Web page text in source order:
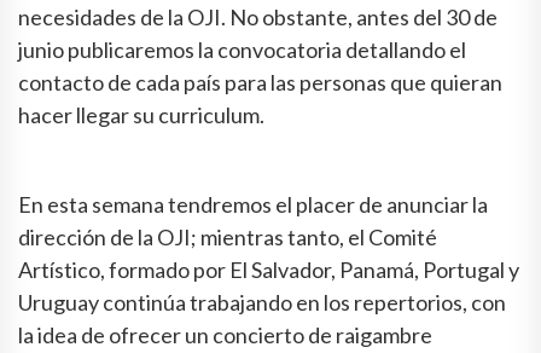
necesidades de la OJI. No obstante, antes del 30 de
junio publicaremos la convocatoria detallando el
contacto de cada país para las personas que quieran
hacer llegar su curriculum.
En esta semana tendremos el placer de anunciar la
dirección de la OJI; mientras tanto, el Comité
Artístico, formado por El Salvador, Panamá, Portugal y
Uruguay continúa trabajando en los repertorios, con
la idea de ofrecer un concierto de raigambre